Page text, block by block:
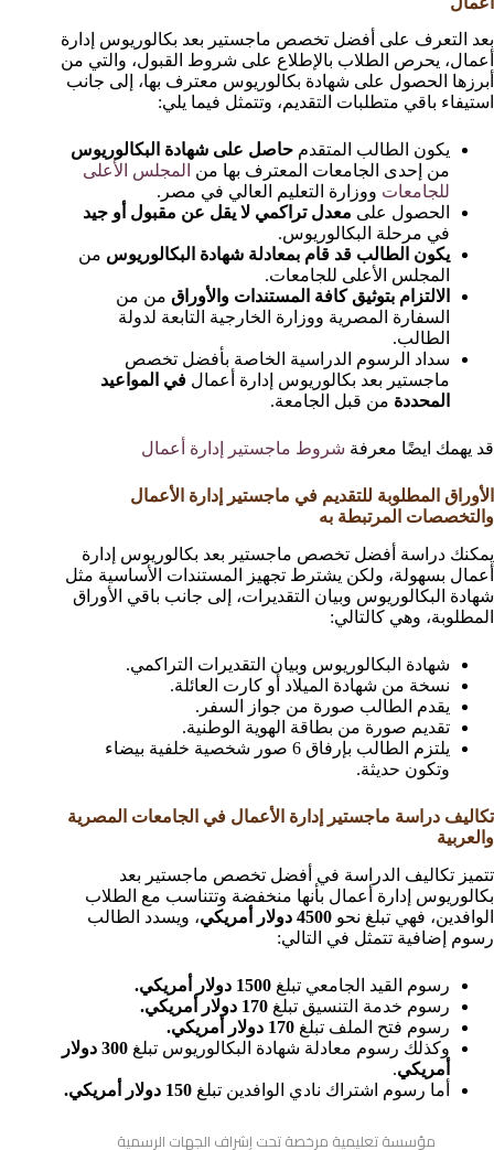
بعد التعرف على أفضل تخصص ماجستير بعد بكالوريوس إدارة
أعمال، يحرص الطلاب بالإطلاع على شروط القبول، والتي من
أبرزها الحصول على شهادة بكالوريوس معترف بها، إلى جانب
استيفاء باقي متطلبات التقديم، وتتمثل فيما يلي:
يكون الطالب المتقدم حاصل على شهادة البكالوريوس
من إحدى الجامعات المعترف بها من المجلس الأعلى
للجامعات ووزارة التعليم العالي في مصر.
الحصول على معدل تراكمي لا يقل عن مقبول أو جيد
في مرحلة البكالوريوس.
يكون الطالب قد قام بمعادلة شهادة البكالوريوس من
المجلس الأعلى للجامعات.
الالتزام بتوثيق كافة المستندات والأوراق من من
السفارة المصرية ووزارة الخارجية التابعة لدولة
الطالب.
سداد الرسوم الدراسية الخاصة بأفضل تخصص
ماجستير بعد بكالوريوس إدارة أعمال في المواعيد
المحددة من قبل الجامعة.
قد يهمك ايضًا معرفة شروط ماجستير إدارة أعمال
الأوراق المطلوبة للتقديم في ماجستير إدارة الأعمال
والتخصصات المرتبطة به
يمكنك دراسة أفضل تخصص ماجستير بعد بكالوريوس إدارة
أعمال بسهولة، ولكن يشترط تجهيز المستندات الأساسية مثل
شهادة البكالوريوس وبيان التقديرات، إلى جانب باقي الأوراق
المطلوبة، وهي كالتالي:
شهادة البكالوريوس وبيان التقديرات التراكمي.
نسخة من شهادة الميلاد أو كارت العائلة.
يقدم الطالب صورة من جواز السفر.
تقديم صورة من بطاقة الهوية الوطنية.
يلتزم الطالب بإرفاق 6 صور شخصية خلفية بيضاء
وتكون حديثة.
تكاليف دراسة ماجستير إدارة الأعمال في الجامعات المصرية
والعربية
تتميز تكاليف الدراسة في أفضل تخصص ماجستير بعد
بكالوريوس إدارة أعمال بأنها منخفضة وتتناسب مع الطلاب
الوافدين، فهي تبلغ نحو 4500 دولار أمريكي
، ويسدد الطالب
رسوم إضافية تتمثل في التالي:
رسوم القيد الجامعي تبلغ 1500 دولار أمريكي.
رسوم خدمة التنسيق تبلغ 170 دولار أمريكي.
رسوم فتح الملف تبلغ 170 دولار أمريكي.
وكذلك رسوم معادلة شهادة البكالوريوس تبلغ
300 دولار
أمريكي.
أما رسوم اشتراك نادي الوافدين تبلغ 150 دولار أمريكي.
مؤسسة تعليمية مرخصة تحت إشراف الجهات الرسمية